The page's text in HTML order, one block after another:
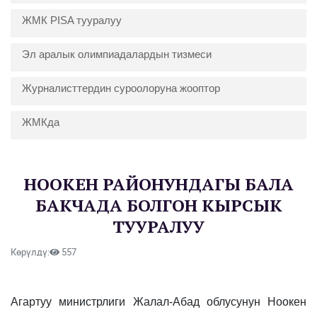
ЖМК PISA тууралуу
Эл аралык олимпиадалардын тизмеси
Журналисттердин суроолоруна жооптор
ЖМКда
НООКЕН РАЙОНУНДАГЫ БАЛА
БАКЧАДА БОЛГОН КЫРСЫК
ТУУРАЛУУ
Көрүлдү: 557
Агартуу министрлиги Жалал-Абад облусунун Ноокен